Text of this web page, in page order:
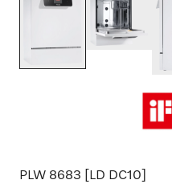
PLW 8683 [LD DC10]